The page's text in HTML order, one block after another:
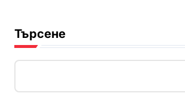
Търсене